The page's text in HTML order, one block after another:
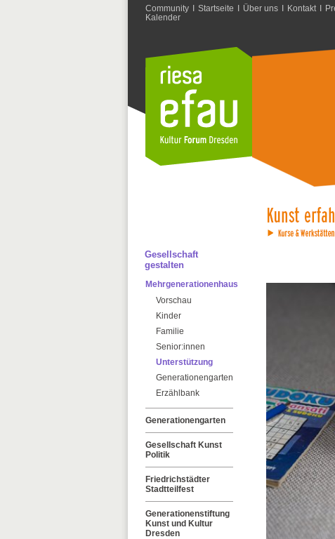
Community I Startseite I Über uns I Kontakt I
Kalender
Gesellschaft
gestalten
Mehrgenerationenhaus
Vorschau
Kinder
Familie
Senior:innen
Unterstützung
Generationengarten
Erzählbank
Generationengarten
Gesellschaft Kunst
Politik
Friedrichstädter
Stadtteilfest
Generationenstiftung
Kunst und Kultur
Dresden